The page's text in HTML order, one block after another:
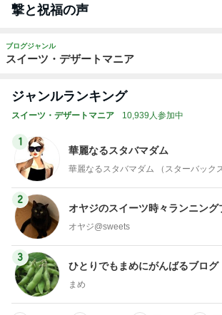
撃と祝福の声
ブログジャンル
スイーツ・デザートマニア
ジャンルランキング
スイーツ・デザートマニア 10,939人参加中
1
華麗なるスタバマダム
華麗なるスタバマダム （スターバック
2
オヤジのスイーツ時々ランニング
オヤジ@sweets
3
ひとりでもまめにがんばるブログ
まめ